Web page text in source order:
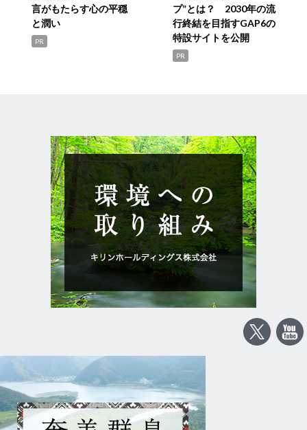
言がもたらす心の平穏
と潤い
PR
プ”とは？ 2030年の流
行終結を目指すGAP6の
特設サイトを公開
PR